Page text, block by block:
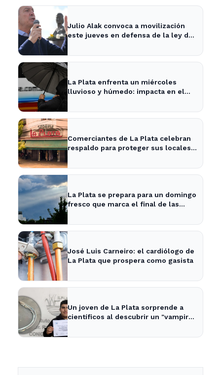
Julio Alak convoca a movilización
este jueves en defensa de la ley de
La Plata enfrenta un miércoles
lluvioso y húmedo: impacta en el
Comerciantes de La Plata celebran
respaldo para proteger sus locales
La Plata se prepara para un domingo
fresco que marca el final de las
José Luis Carneiro: el cardiólogo de
La Plata que prospera como gasista
Un joven de La Plata sorprende a
científicos al descubrir un "vampiro